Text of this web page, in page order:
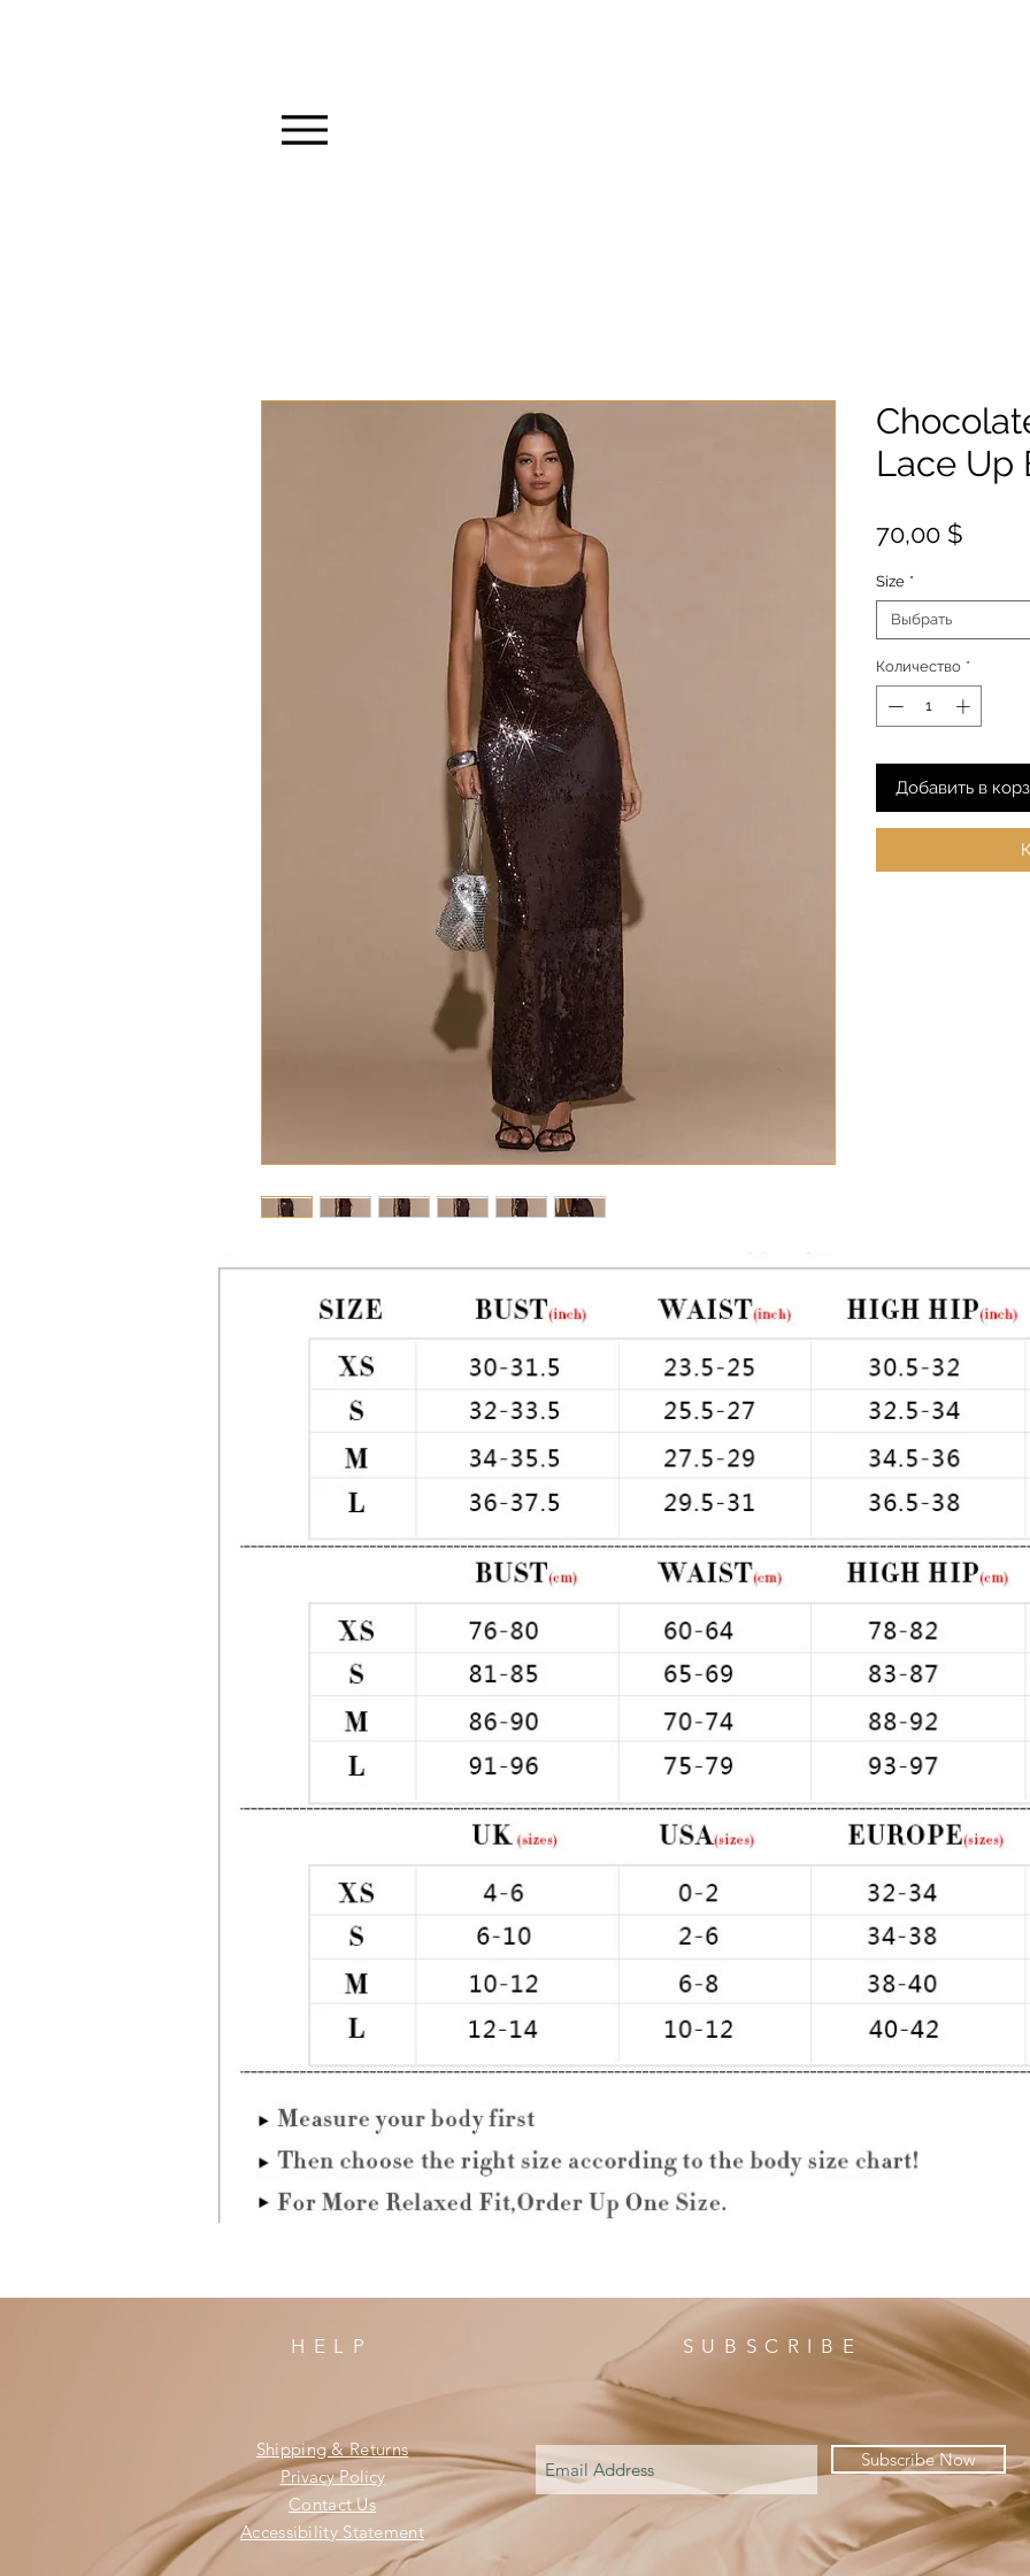
Lace Up
70,00 $
Size *
Выбрать
Количество *
Добавить в
HELP
Shipping & Returns
Privacy Policy
Contact Us
Accessibility Statement
SUBSCRIBE
Subscribe Now